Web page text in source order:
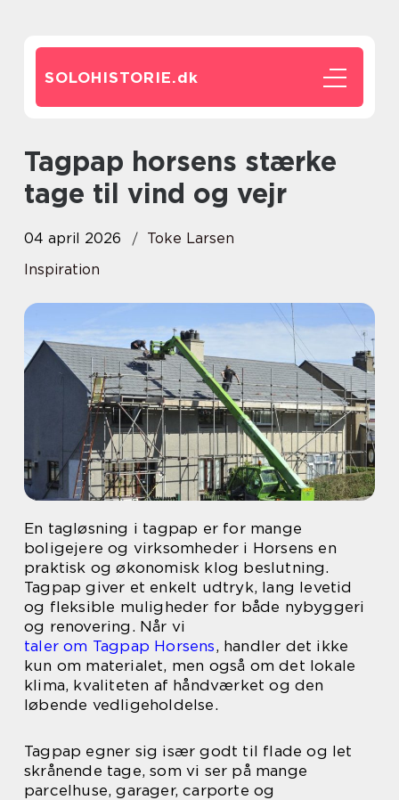
SOLOHISTORIE.dk
Tagpap horsens stærke
tage til vind og vejr
04 april 2026
Toke Larsen
Inspiration
En tagløsning i tagpap er for mange
boligejere og virksomheder i Horsens en
praktisk og økonomisk klog beslutning.
Tagpap giver et enkelt udtryk, lang levetid
og fleksible muligheder for både nybyggeri
og renovering. Når vi
taler om Tagpap Horsens, handler det ikke
kun om materialet, men også om det lokale
klima, kvaliteten af håndværket og den
løbende vedligeholdelse.
Tagpap egner sig især godt til flade og let
skrånende tage, som vi ser på mange
parcelhuse, garager, carporte og